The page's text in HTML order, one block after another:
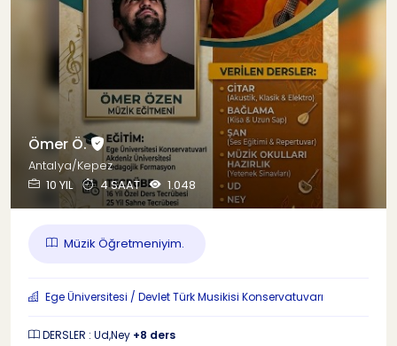
Ömer Ö.
Antalya/Kepez
10 YIL
4 SAAT 1.048
Müzik Öğretmeniyim.
Ege Üniversitesi / Devlet Türk Musikisi Konservatuvarı
DERSLER : Ud,Ney +8 ders